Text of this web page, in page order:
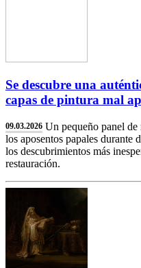
Se descubre una
capas de pintura mal
09.03.2026 Un pequeño panel de
los aposentos papales durante
los descubrimientos más
restauración.